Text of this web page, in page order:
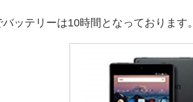
ッテリーは10時間となっております。